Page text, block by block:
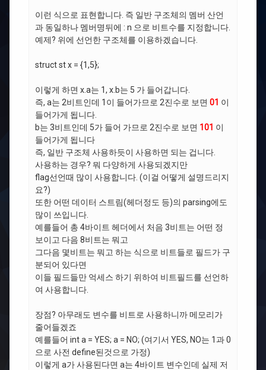
이런 식으로 표현합니다. 즉 일반 구조체의 멤버 산언
과 동일하나 멤버명뒤에 : n 으로 비트수를 지정합니다.
예제? 위에 선언한 구조체를 이용하겠습니다.
struct st x = {1,5};
이렇게 하면 x.a는 1, x.b는 5 가 들어갑니다.
즉, a는 2비트인데 1이 들어가므로 2진수로 보면 01 이
들어가게 됩니다.
b는 3비트인데 5가 들어 가므로 2진수로 보면 101 이
들어가게 됩니다
즉, 일반 구조체 사용하듯이 사용하면 되는 겁니다.
사용하는 경우? 뭐 다양하게 사용되겠지만
flag선언때 많이 사용합니다. (이걸 어떻게 설명드리지
요?)
또한 어떤 데이터 스트림(헤더정도 등)의 parsing에도
많이 쓰입니다.
예를들어 총 4바이트 헤더에서 처음 3비트는 어떤 정
보이고 다음 8비트는 뭐고
그다음 몇비트는 뭐고 하는 식으로 비트들로 필드가 구
분되어 있다면
이들 필드들만 억세스 하기 위하여 비트필드를 선언하
여 사용합니다.
장점? 아무래도 변수를 비트로 사용하니까 메모리가
줄어들겠죠
예를들어 int a = YES; a = NO; (여기서 YES, NO는 1과 0
으로 사전 define된것으로 가정)
이렇게 a가 사용된다면 a는 4바이트 변수인데 실제 저